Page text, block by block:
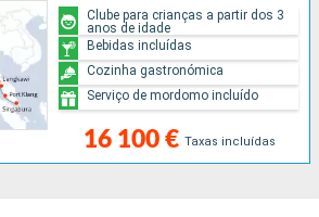
16 100 € Taxas incluídas
Clube para crianças a partir dos 3
anos de idade
Bebidas incluídas
Cozinha gastronómica
Serviço de mordomo incluído